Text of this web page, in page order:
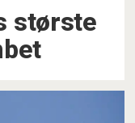
største